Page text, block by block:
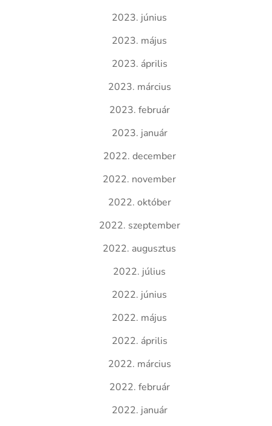
2023. június
2023. május
2023. április
2023. március
2023. február
2023. január
2022. december
2022. november
2022. október
2022. szeptember
2022. augusztus
2022. július
2022. június
2022. május
2022. április
2022. március
2022. február
2022. január